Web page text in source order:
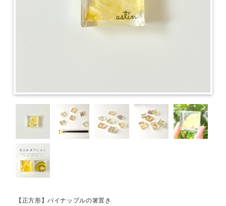
【正方形】パイナップルの箸置き